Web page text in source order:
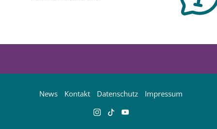
News Kontakt Datenschutz Impressum